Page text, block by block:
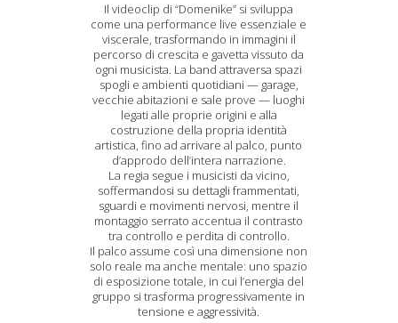
Il videoclip di “Domenike” si sviluppa
come una performance live essenziale e
viscerale, trasformando in immagini il
percorso di crescita e gavetta vissuto da
ogni musicista. La band attraversa spazi
spogli e ambienti quotidiani — garage,
vecchie abitazioni e sale prove — luoghi
legati alle proprie origini e alla
costruzione della propria identità
artistica, fino ad arrivare al palco, punto
d’approdo dell’intera narrazione.
La regia segue i musicisti da vicino,
soffermandosi su dettagli frammentati,
sguardi e movimenti nervosi, mentre il
montaggio serrato accentua il contrasto
tra controllo e perdita di controllo.
Il palco assume così una dimensione non
solo reale ma anche mentale: uno spazio
di esposizione totale, in cui l’energia del
gruppo si trasforma progressivamente in
tensione e aggressività.